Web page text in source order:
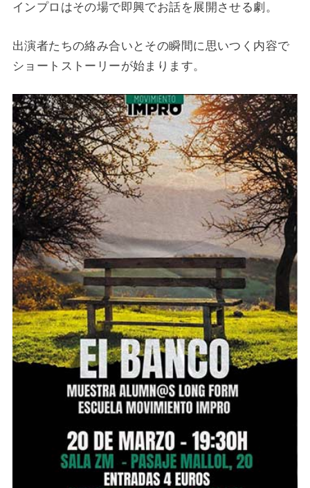
インプロはその場で即興でお話を展開させる劇。
出演者たちの絡み合いとその瞬間に思いつく内容で
ショートストーリーが始まります。